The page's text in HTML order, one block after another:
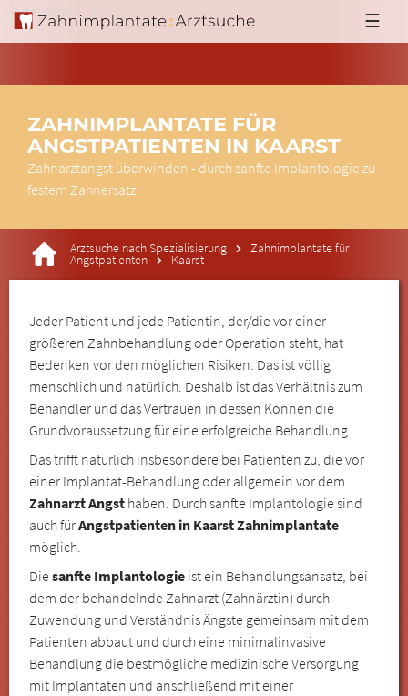
'; }else{ echo ' '; } ?> ☰
ZAHNIMPLANTATE FÜR
ANGSTPATIENTEN IN KAARST
Zahnarztangst überwinden - durch sanfte Implantologie zu
festem Zahnersatz
Arztsuche nach Spezialisierung Zahnimplantate für
Angstpatienten Kaarst
Jeder Patient und jede Patientin, der/die vor einer
größeren Zahnbehandlung oder Operation steht, hat
Bedenken vor den möglichen Risiken. Das ist völlig
menschlich und natürlich. Deshalb ist das Verhältnis zum
Behandler und das Vertrauen in dessen Können die
Grundvoraussetzung für eine erfolgreiche Behandlung.
Das trifft natürlich insbesondere bei Patienten zu, die vor
einer Implantat-Behandlung oder allgemein vor dem
Zahnarzt Angst haben. Durch sanfte Implantologie sind
auch fürAngstpatienten in Kaarst Zahnimplantate
möglich.
Diesanfte Implantologie ist ein Behandlungsansatz, bei
dem der behandelnde Zahnarzt (Zahnärztin) durch
Zuwendung und Verständnis Ängste gemeinsam mit dem
Patienten abbaut und durch eine minimalinvasive
Behandlung die bestmögliche medizinische Versorgung
mit Implantaten und anschließend mit einer